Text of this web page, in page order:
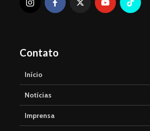
Contato
Início
Notícias
Imprensa